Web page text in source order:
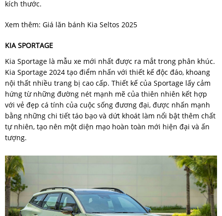
kích thước.
Xem thêm: Giá lăn bánh Kia Seltos 2025
KIA SPORTAGE
Kia Sportage là mẫu xe mới nhất được ra mắt trong phân khúc.
Kia Sportage 2024 tạo điểm nhấn với thiết kế độc đáo, khoang
nội thất nhiều trang bị cao cấp. Thiết kế của Sportage lấy cảm
hứng từ những đường nét mạnh mẽ của thiên nhiên kết hợp
với vẻ đẹp cá tính của cuộc sống đương đại, được nhấn mạnh
bằng những chi tiết táo bạo và dứt khoát làm nổi bật thêm chất
tự nhiên, tạo nên một diện mạo hoàn toàn mới hiện đại và ấn
tượng.